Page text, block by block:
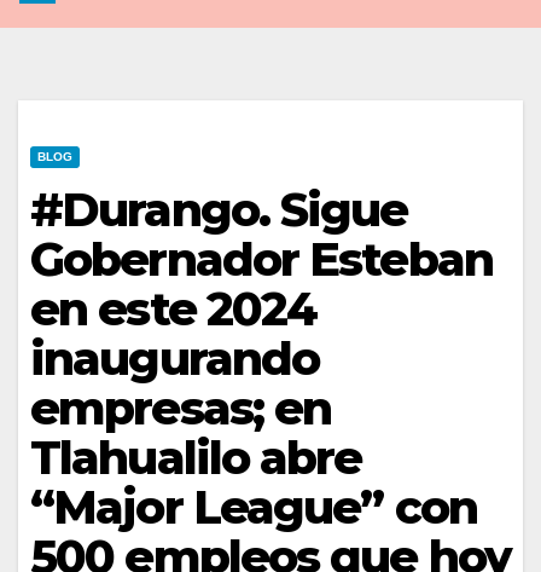
BLOG
#Durango. Sigue
Gobernador Esteban
en este 2024
inaugurando
empresas; en
Tlahualilo abre
“Major League” con
500 empleos que hoy